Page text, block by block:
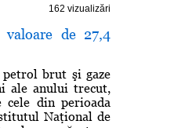
162 vizualizări
de 27,4
brut şi gaze
ale anului trecut,
din perioada
Naţional de